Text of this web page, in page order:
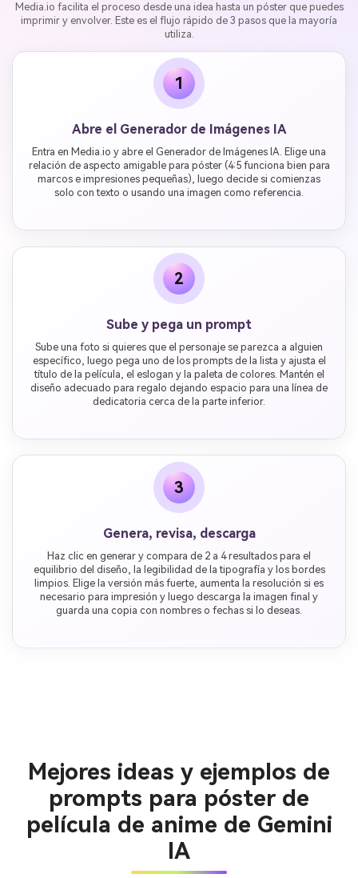
Media.io facilita el proceso desde una idea hasta un póster que puedes
imprimir y envolver. Este es el flujo rápido de 3 pasos que la mayoría
utiliza.
1
Abre el Generador de Imágenes IA
Entra en Media.io y abre el Generador de Imágenes IA. Elige una
relación de aspecto amigable para póster (4:5 funciona bien para
marcos e impresiones pequeñas), luego decide si comienzas
solo con texto o usando una imagen como referencia.
2
Sube y pega un prompt
Sube una foto si quieres que el personaje se parezca a alguien
específico, luego pega uno de los prompts de la lista y ajusta el
título de la película, el eslogan y la paleta de colores. Mantén el
diseño adecuado para regalo dejando espacio para una línea de
dedicatoria cerca de la parte inferior.
3
Genera, revisa, descarga
Haz clic en generar y compara de 2 a 4 resultados para el
equilibrio del diseño, la legibilidad de la tipografía y los bordes
limpios. Elige la versión más fuerte, aumenta la resolución si es
necesario para impresión y luego descarga la imagen final y
guarda una copia con nombres o fechas si lo deseas.
Mejores ideas y ejemplos de
prompts para póster de
película de anime de Gemini
IA